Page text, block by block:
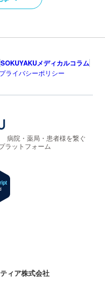
SOKUYAKUメディカルコラム
プライバシーポリシー
病院・薬局・患者様を繋ぐ
ラットフォーム
ィア株式会社